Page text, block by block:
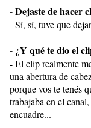
- Dejaste de hacer
- Sí, sí, tuve que
- ¿Y qué te dio el
- El clip realmente
una abertura de
porque vos te tenés
trabajaba en el
encuadre...